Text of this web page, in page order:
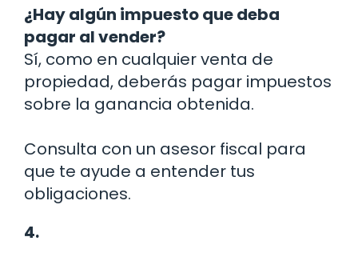
¿Hay algún impuesto que deba
pagar al vender?
Sí, como en cualquier venta de
propiedad, deberás pagar impuestos
sobre la ganancia obtenida.
Consulta con un asesor fiscal para
que te ayude a entender tus
obligaciones.
4.